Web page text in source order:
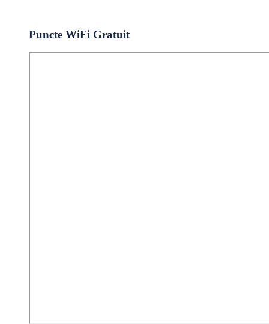
Puncte WiFi Gratuit